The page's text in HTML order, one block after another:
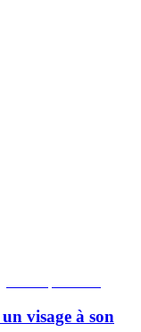
visage à son